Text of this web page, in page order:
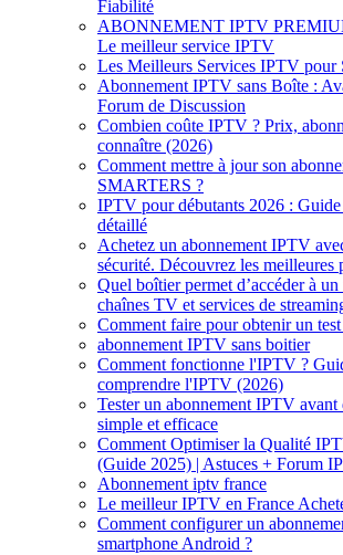
Fiabilité
ABONNEMENT IPTV
Le meilleur service IPTV
Les Meilleurs Services IPTV pour
Abonnement IPTV sans Boîte :
Forum de Discussion
Combien coûte IPTV ? Prix,
connaître (2026)
Comment mettre à jour son
SMARTERS ?
IPTV pour débutants 2026 :
détaillé
Achetez un abonnement IPTV
sécurité. Découvrez les meilleures
Quel boîtier permet d’accéder à
chaînes TV et services de
Comment faire pour obtenir un
abonnement IPTV sans boitier
Comment fonctionne l'IPTV ?
comprendre l'IPTV (2026)
Tester un abonnement IPTV avant
simple et efficace
Comment Optimiser la Qualité
(Guide 2025) | Astuces + Forum
Abonnement iptv france
Le meilleur IPTV en France
Comment configurer un
smartphone Android ?